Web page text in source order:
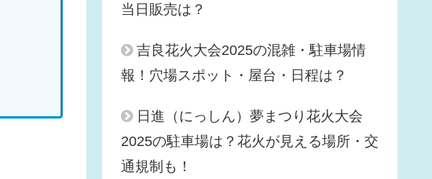
当日販売は？
吉良花火大会2025の混雑・駐車場情
報！穴場スポット・屋台・日程は？
日進（にっしん）夢まつり花火大会
2025の駐車場は？花火が見える場所・交
通規制も！